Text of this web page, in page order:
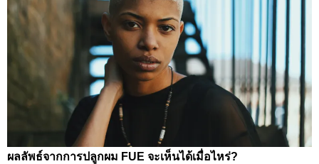
ผลลัพธ์จากการปลูกผม FUE จะเห็นได้เมื่อไหร่?